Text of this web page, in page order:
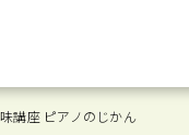
講座 ピアノのじかん